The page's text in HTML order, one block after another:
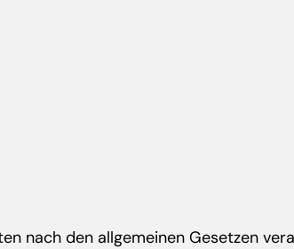
nach den allgemeinen Gesetzen